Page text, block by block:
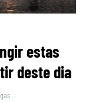
estas
deste dia